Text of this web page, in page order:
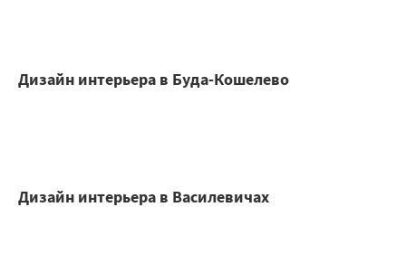
Дизайн интерьера в Буда-Кошелево
Дизайн интерьера в Василевичах